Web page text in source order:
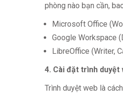
phòng nào bạn cần,
Microsoft Office
Google Workspace
LibreOffice (Writer,
4. Cài đặt trình duyệt
Trình duyệt web là